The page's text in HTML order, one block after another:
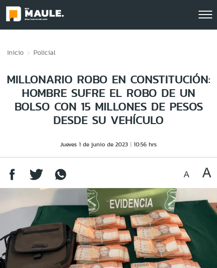
Inicio Policial
MILLONARIO ROBO EN CONSTITUCIÓN:
HOMBRE SUFRE EL ROBO DE UN
BOLSO CON 15 MILLONES DE PESOS
DESDE SU VEHÍCULO
Jueves 1 de junio de 2023 10:56 hrs